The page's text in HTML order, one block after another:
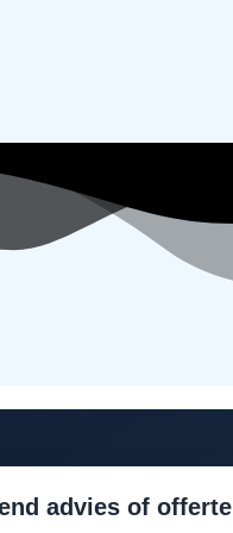
advies of offerte